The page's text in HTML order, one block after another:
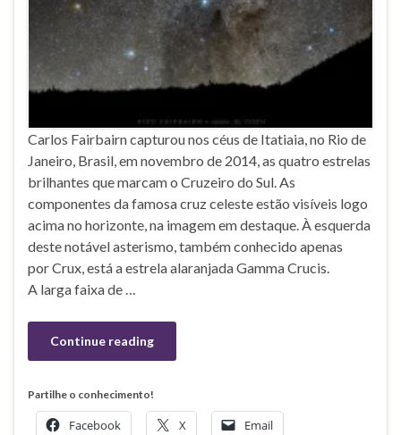
Carlos Fairbairn capturou nos céus de Itatiaia, no Rio de
Janeiro, Brasil, em novembro de 2014, as quatro estrelas
brilhantes que marcam o Cruzeiro do Sul. As
componentes da famosa cruz celeste estão visíveis logo
acima no horizonte, na imagem em destaque. À esquerda
deste notável asterismo, também conhecido apenas
por Crux, está a estrela alaranjada Gamma Crucis.
A larga faixa de …
Continue reading
Partilhe o conhecimento!
Facebook X Email